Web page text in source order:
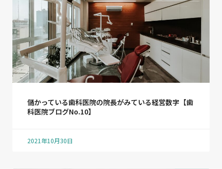
儲かっている歯科医院の院長がみている経営数字【歯
科医院ブログNo.10】
2021年10月30日